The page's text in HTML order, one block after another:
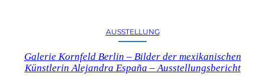
AUSSTELLUNG
Galerie Kornfeld Berlin – Bilder der mexikanischen
Künstlerin Alejandra España – Ausstellungsbericht